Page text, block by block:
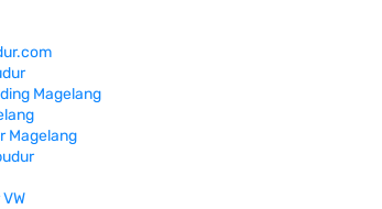
Magelang
Magelang